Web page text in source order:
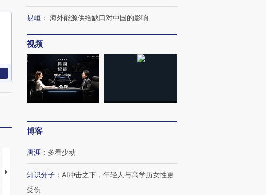
马航飞行员跨国走私7万
视线｜被称为“蟑螂”的印
视线｜“入侵”还是“人道危
易峘 ： 海外能源供给缺口对中国的影响
视频
博客
唐涯 ： 多看少动
知识分子 ： AI冲击之下，年轻人与高学历女性更
受伤